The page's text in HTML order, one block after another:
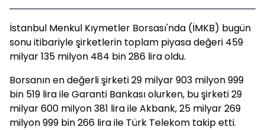
İstanbul Menkul Kıymetler Borsası'nda (İMKB) bugün
sonu itibariyle şirketlerin toplam piyasa değeri 459
milyar 135 milyon 484 bin 286 lira oldu.
Borsanın en değerli şirketi 29 milyar 903 milyon 999
bin 519 lira ile Garanti Bankası olurken, bu şirketi 29
milyar 600 milyon 381 lira ile Akbank, 25 milyar 269
milyon 999 bin 266 lira ile Türk Telekom takip etti.